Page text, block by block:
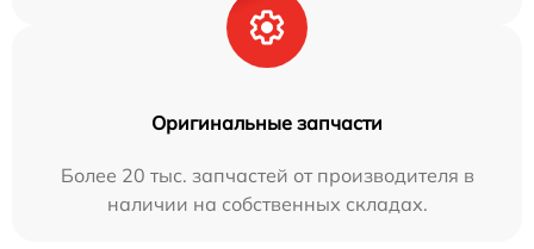
Оригинальные запчасти
Более 20 тыс. запчастей от производителя в
наличии на собственных складах.